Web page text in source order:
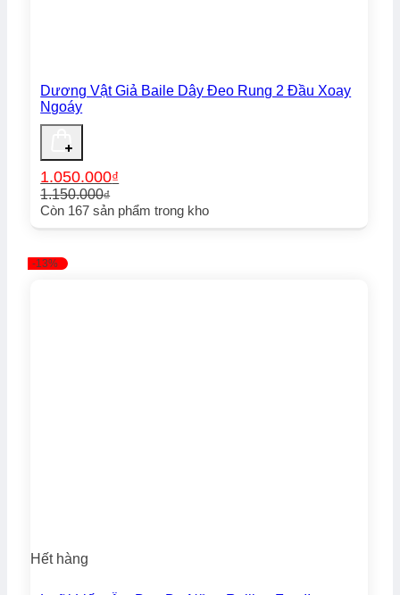
Dương Vật Giả Baile Dây Đeo Rung 2 Đầu Xoay
Ngoáy
1.150.000₫
Giá
1.150.000₫.
1.050.000₫
Giá
là:
1.050.000₫.
Còn 167 sản phẩm trong kho
-13%
Hết hàng